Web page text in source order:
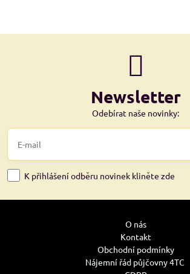
Newsletter
Odebírat naše novinky:
K přihlášení odběru novinek kliněte zde
O nás
Kontakt
Obchodní podmínky
Nájemní řád půjčovny 4TC